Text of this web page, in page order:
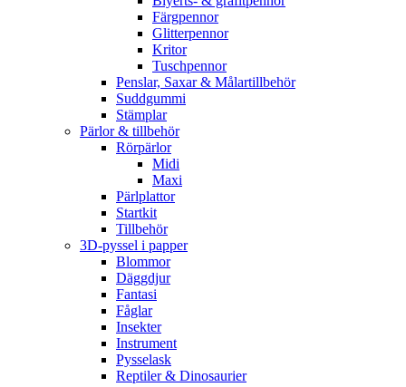
Färgpennor
Glitterpennor
Kritor
Tuschpennor
Penslar, Saxar & Målartillbehör
Suddgummi
Stämplar
Pärlor & tillbehör
Rörpärlor
Midi
Maxi
Pärlplattor
Startkit
Tillbehör
3D-pyssel i papper
Blommor
Däggdjur
Fantasi
Fåglar
Insekter
Instrument
Pysselask
Reptiler & Dinosaurier